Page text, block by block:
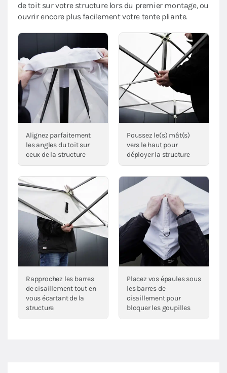
de toit sur votre structure lors du premier montage, ou
ouvrir encore plus facilement votre tente pliante.
Alignez parfaitement
les angles du toit sur
ceux de la structure
Poussez le(s) mât(s)
vers le haut pour
déployer la structure
Rapprochez les barres
de cisaillement tout en
vous écartant de la
structure
Placez vos épaules sous
les barres de
cisaillement pour
bloquer les goupilles